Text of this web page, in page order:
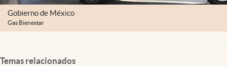
Gobierno de México
Gas Bienestar
Temas relacionados